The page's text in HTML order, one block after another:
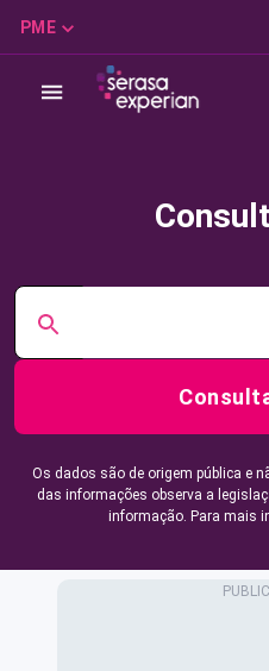
PME
Os dados são de origem pública e
das informações observa a
informação. Para mais